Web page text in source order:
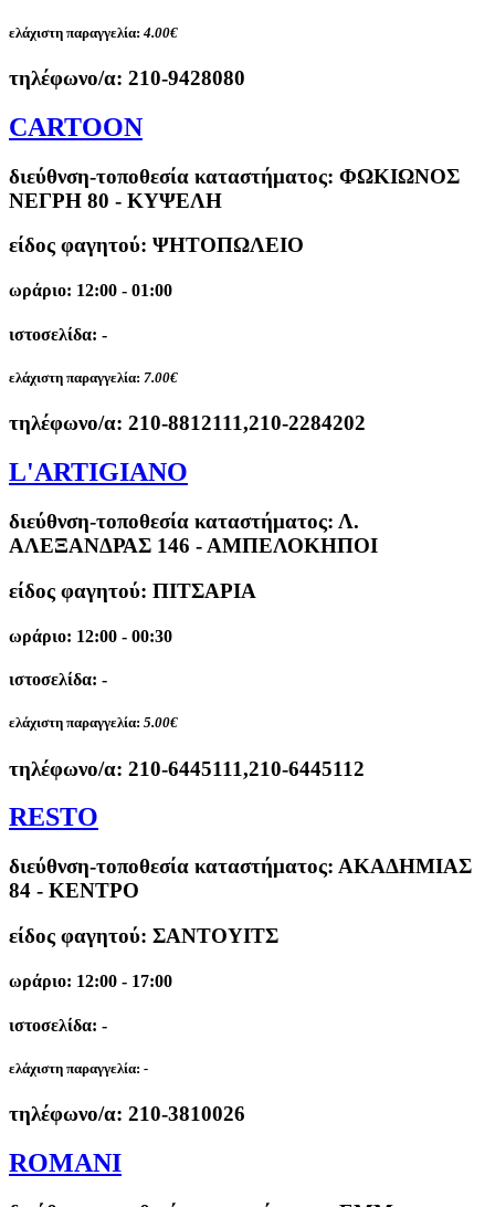
ελάχιστη παραγγελία: 4.00€
τηλέφωνο/α: 210-9428080
CARTOON
διεύθνση-τοποθεσία καταστήματος: ΦΩΚΙΩΝΟΣ
ΝΕΓΡΗ 80 - ΚΥΨΕΛΗ
είδος φαγητού: ΨΗΤΟΠΩΛΕΙΟ
ωράριο: 12:00 - 01:00
ιστοσελίδα: -
ελάχιστη παραγγελία: 7.00€
τηλέφωνο/α: 210-8812111,210-2284202
L'ARTIGIANO
διεύθνση-τοποθεσία καταστήματος: Λ.
ΑΛΕΞΑΝΔΡΑΣ 146 - ΑΜΠΕΛΟΚΗΠΟΙ
είδος φαγητού: ΠΙΤΣΑΡΙΑ
ωράριο: 12:00 - 00:30
ιστοσελίδα: -
ελάχιστη παραγγελία: 5.00€
τηλέφωνο/α: 210-6445111,210-6445112
RESTO
διεύθνση-τοποθεσία καταστήματος: ΑΚΑΔΗΜΙΑΣ
84 - ΚΕΝΤΡΟ
είδος φαγητού: ΣΑΝΤΟΥΙΤΣ
ωράριο: 12:00 - 17:00
ιστοσελίδα: -
ελάχιστη παραγγελία: -
τηλέφωνο/α: 210-3810026
ROMANI